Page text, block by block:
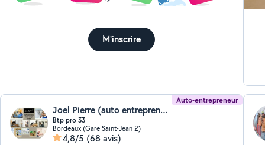
M'inscrire
Auto-entrepreneur
Joel Pierre (auto entrepreneur)
Btp pro 33
Bordeaux (Gare Saint-Jean 2)
4,8/5 (68 avis)